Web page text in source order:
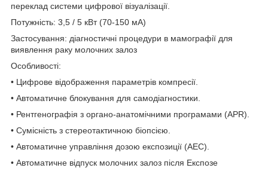
переклад системи цифрової візуалізації.
Потужність: 3,5 / 5 кВт (70-150 мА)
Застосування: діагностичні процедури в мамографії для
виявлення раку молочних залоз
Особливості:
• Цифрове відображення параметрів компресії.
• Автоматичне блокування для самодіагностики.
• Рентгенографія з органо-анатомічними програмами (APR).
• Сумісність з стереотактичною біопсією.
• Автоматичне управління дозою експозиції (АЕС).
• Автоматичне відпуск молочних залоз після Експозе